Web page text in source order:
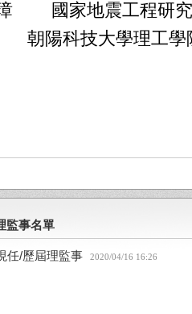
國家地震工程研
技大學理工學院
監事名單
任/歷屆理監事 2020/04/16 16:26